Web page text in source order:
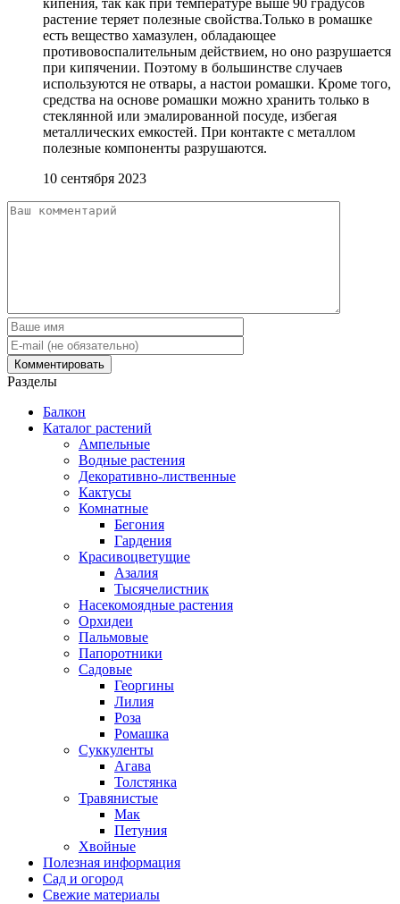
кипения, так как при температуре выше 90 градусов
растение теряет полезные свойства.Только в ромашке
есть вещество хамазулен, обладающее
противовоспалительным действием, но оно разрушается
при кипячении. Поэтому в большинстве случаев
используются не отвары, а настои ромашки. Кроме того,
средства на основе ромашки можно хранить только в
стеклянной или эмалированной посуде, избегая
металлических емкостей. При контакте с металлом
полезные компоненты разрушаются.
10 сентября 2023
Разделы
Балкон
Каталог растений
Ампельные
Водные растения
Декоративно-лиственные
Кактусы
Комнатные
Бегония
Гардения
Красивоцветущие
Азалия
Тысячелистник
Насекомоядные растения
Орхидеи
Пальмовые
Папоротники
Садовые
Георгины
Лилия
Роза
Ромашка
Суккуленты
Агава
Толстянка
Травянистые
Мак
Петуния
Хвойные
Полезная информация
Сад и огород
Свежие материалы